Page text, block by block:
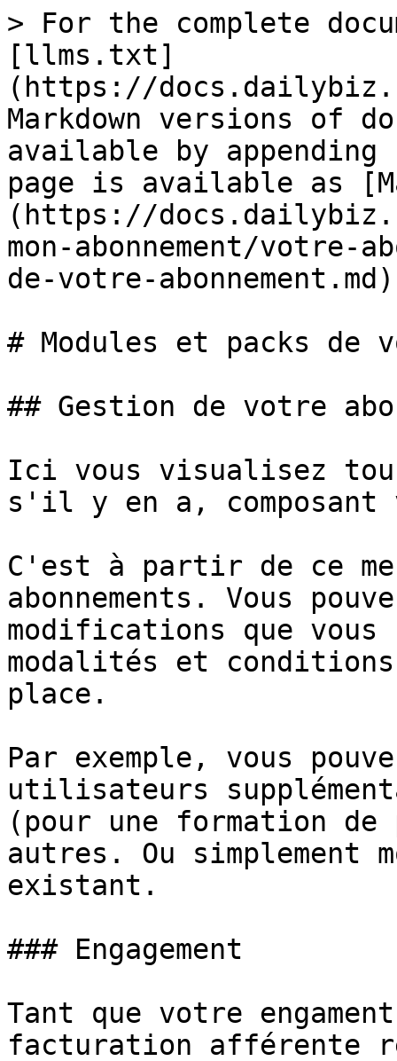
> For the complete
[llms.txt]
(https://
Markdown versions of
available by
page is available as
(https://
mon-abonnement/votre-
de-votre-
# Modules et packs de
## Gestion de votre
Ici vous visualisez
s'il y en a, composant
C'est à partir de ce
abonnements. Vous
modifications que
modalités et
place.
Par exemple, vous
utilisateurs
(pour une formation
autres. Ou simplement
existant.
### Engagement
Tant que votre
facturation afférente